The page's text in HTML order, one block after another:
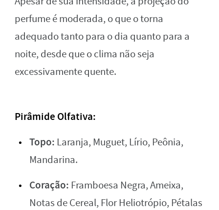
perfume é moderada, o que o torna
adequado tanto para o dia quanto para a
noite, desde que o clima não seja
excessivamente quente.
Pirâmide Olfativa:
Topo: Laranja, Muguet, Lírio, Peônia,
Mandarina.
Coração: Framboesa Negra, Ameixa,
Notas de Cereal, Flor Heliotrópio, Pétalas